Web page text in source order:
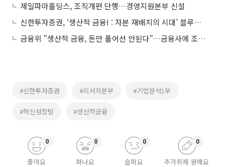
제일파마홀딩스, 조직개편 단행…경영지원본부 신설
신한투자증권, ‘생산적 금융I : 자본 재배치의 시대’ 블루북 발간
금융위 "생산적 금융, 돈만 풀어선 안된다"…금융사에 조직·면책·지역지원 주문
#신한투자증권 #리서치본부 #기업분석1부
#혁신성장팀 #생산적금융
좋아요
0
화나요
0
슬퍼요
0
추가취재 원해요
0